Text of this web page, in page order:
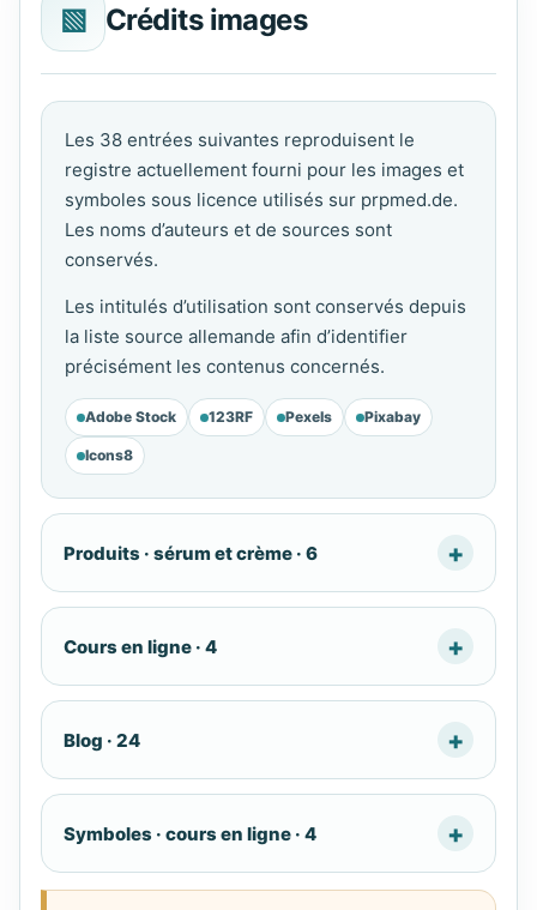
▧ Crédits images
Les 38 entrées suivantes reproduisent le
registre actuellement fourni pour les images et
symboles sous licence utilisés sur prpmed.de.
Les noms d’auteurs et de sources sont
conservés.
Les intitulés d’utilisation sont conservés depuis
la liste source allemande afin d’identifier
précisément les contenus concernés.
Adobe Stock 123RF Pexels Pixabay
Icons8
Produits · sérum et crème · 6
Cours en ligne · 4
Blog · 24
Symboles · cours en ligne · 4